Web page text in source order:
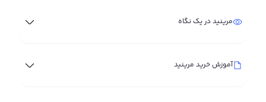
مرینید در یک نگاه
آموزش خرید مرینید